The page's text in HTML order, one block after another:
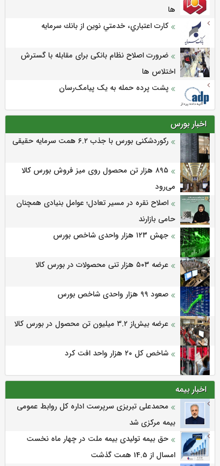
ها
كارت اعتباري، خدمتي نوين از بانك سرمايه
ضرورت اصلاح نظام بانکی برای مقابله با گسترش
اختلاس ها
پشت پرده حمله به یک پیامک‌رسان
اخبار بورس
رکوردشکنی بورس با جذب ۶.۲ همت سرمایه حقیقی
۸۹۵ هزار تن محصول روی میز فروش بورس کالا
می‌‌رود
اصلاح نقره در مسیر تعادل؛ عوامل بنیادی همچنان
حامی بازارند
جهش ۱۲۳ هزار واحدی شاخص بورس
عرضه ۵۰۳ هزار تنی محصولات در بورس کالا
صعود ۹۹ هزار واحدی شاخص بورس
عرضه بیش‌از ۳.۲ میلیون تن محصول در بورس کالا
شاخص کل ۲۰ هزار واحد افت کرد
اخبار بیمه
محمدعلی تبریزی سرپرست اداره كل روابط عمومی
بیمه مركزی شد
حق بیمه تولیدی بیمه ملت در چهار ماه نخست
امسال از 14.5 همت گذشت